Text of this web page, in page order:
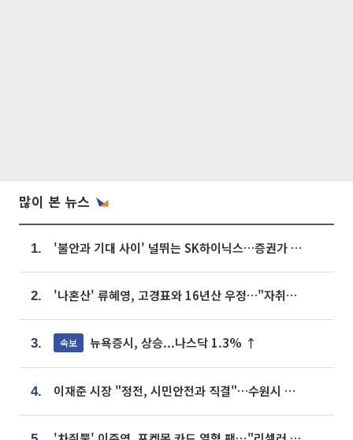
많이 본 뉴스
1. '불안과 기대 사이' 널뛰는 SK하이닉스…증권가 "HBM4·LTA 기반 펀터멘털 견고"
2. '나혼산' 류혜영, 고경표와 16년산 우정…"자취방서 부모님과 마주쳐"
3. 속보 뉴욕증시, 상승...나스닥 1.3% ↑
4. 이재준 시장 "정전, 시민안전과 직결"…수원시 비상대응체계 가동